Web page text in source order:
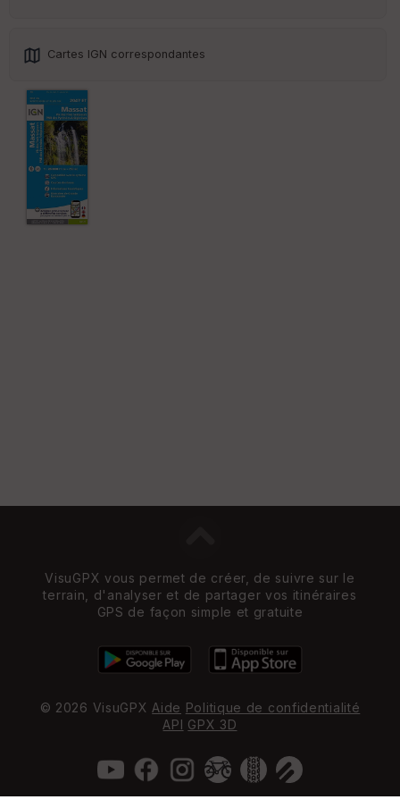
Cartes IGN correspondantes
VisuGPX vous permet de créer, de suivre sur le
terrain, d'analyser et de partager vos itinéraires
GPS de façon simple et gratuite
© 2026 VisuGPX Aide Politique de confidentialité
API GPX 3D